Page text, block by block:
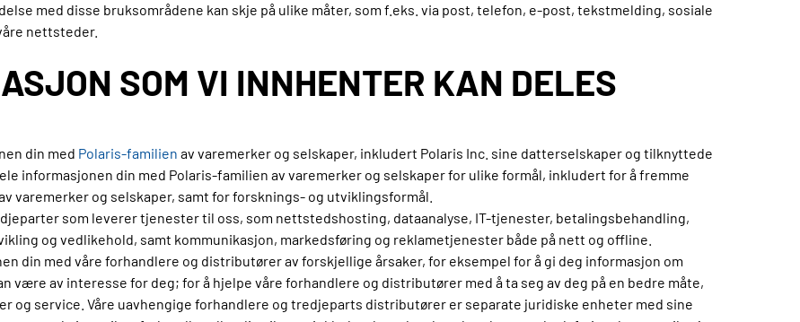
med disse bruksområdene kan skje på ulike måter, som f.eks. via post, telefon, e-post, tekstmelding, sosiale
nettsteder.
SOM VI INNHENTER KAN DELES
din med Polaris-familien av varemerker og selskaper, inkludert Polaris Inc. sine datterselskaper og tilknyttede
informasjonen din med Polaris-familien av varemerker og selskaper for ulike formål, inkludert for å fremme
varemerker og selskaper, samt for forsknings- og utviklingsformål.
som leverer tjenester til oss, som nettstedshosting, dataanalyse, IT-tjenester, betalingsbehandling,
og vedlikehold, samt kommunikasjon, markedsføring og reklametjenester både på nett og offline.
din med våre forhandlere og distributører av forskjellige årsaker, for eksempel for å gi deg informasjon om
være av interesse for deg; for å hjelpe våre forhandlere og distributører med å ta seg av deg på en bedre måte,
og service. Våre uavhengige forhandlere og tredjeparts distributører er separate juridiske enheter med sine